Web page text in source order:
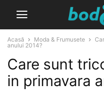
Acasă Moda & Frumusete
anului 2014?
Care sunt
in primavara